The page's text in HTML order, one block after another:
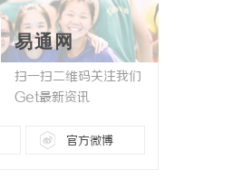
易通网
扫一扫二维码关注我们
Get最新资讯
官方微博